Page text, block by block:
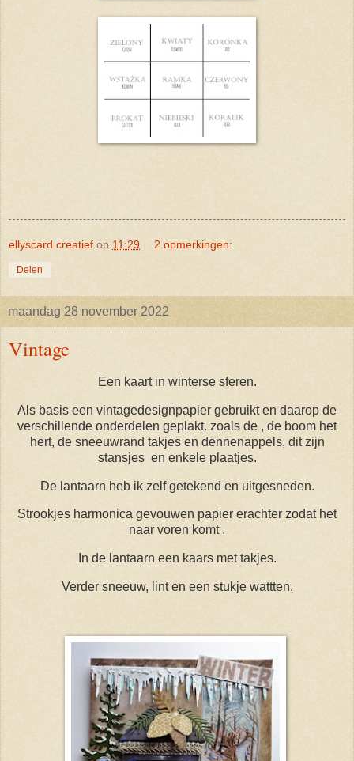
ellyscard creatief op 11:29 2 opmerkingen:
Delen
maandag 28 november 2022
Vintage
Een kaart in winterse sferen.
Als basis een vintagedesignpapier gebruikt en daarop de
verschillende onderdelen geplakt. zoals de , de boom het
hert, de sneeuwrand takjes en dennenappels, dit zijn
stansjes en enkele plaatjes.
De lantaarn heb ik zelf getekend en uitgesneden.
Strookjes harmonica gevouwen papier erachter zodat het
naar voren komt .
In de lantaarn een kaars met takjes.
Verder sneeuw, lint en een stukje wattten.